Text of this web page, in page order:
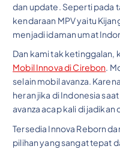
dan update. Seperti pada
kendaraan MPV yaitu
menjadi idaman umat
Dan kami tak ketinggalan,
Mobil Innova di Cirebon.
selain mobil avanza.
heran jika di Indonesia
avanza acap kali di jadikan
Tersedia Innova Reborn
pilihan yang sangat tepat